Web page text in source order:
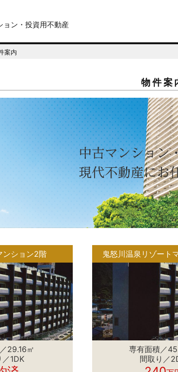
ョン・投資用不動産
案内
物件案
ンション2階
29.16㎡
1DK
鬼怒川温泉リゾート
専有面積／
間取り／